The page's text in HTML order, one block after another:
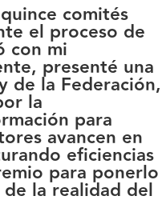
comités
el proceso de
con mi
presenté una
de la Federación,
la
para
avancen en
eficiencias
para ponerlo
la realidad del